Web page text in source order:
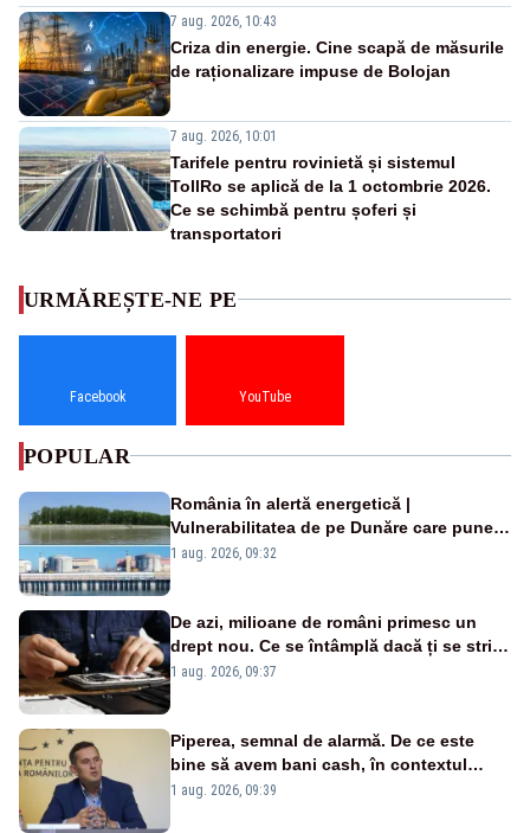
7 aug. 2026, 10:43
Criza din energie. Cine scapă de măsurile
de raționalizare impuse de Bolojan
7 aug. 2026, 10:01
Tarifele pentru rovinietă și sistemul
TollRo se aplică de la 1 octombrie 2026.
Ce se schimbă pentru șoferi și
transportatori
URMĂREȘTE-NE PE
Facebook YouTube
POPULAR
România în alertă energetică |
Vulnerabilitatea de pe Dunăre care pune
în pericol Centrala Cernavodă era
1 aug. 2026, 09:32
De azi, milioane de români primesc un
drept nou. Ce se întâmplă dacă ți se strică
un produs
1 aug. 2026, 09:37
Piperea, semnal de alarmă. De ce este
bine să avem bani cash, în contextul
alertei energetice?
1 aug. 2026, 09:39